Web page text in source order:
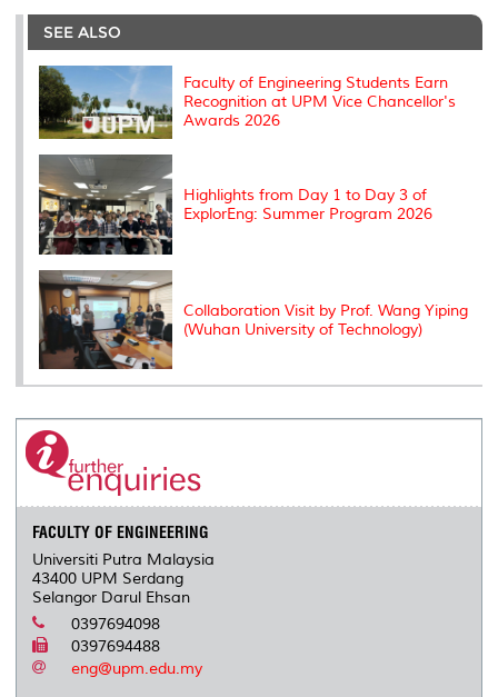
e
b
o
o
k
t
r
e
I
l
L
n
P
e
s
t
SEE ALSO
Faculty of Engineering Students Earn
Recognition at UPM Vice Chancellor's
Awards 2026
Highlights from Day 1 to Day 3 of
ExplorEng: Summer Program 2026
Collaboration Visit by Prof. Wang Yiping
(Wuhan University of Technology)
FACULTY OF ENGINEERING
Universiti Putra Malaysia
43400 UPM Serdang
Selangor Darul Ehsan
0397694098
0397694488
eng@upm.edu.my